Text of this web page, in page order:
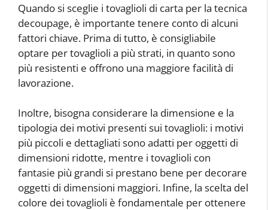
Quando si sceglie i tovaglioli di carta per la tecnica
decoupage, è importante tenere conto di alcuni
fattori chiave. Prima di tutto, è consigliabile
optare per tovaglioli a più strati, in quanto sono
più resistenti e offrono una maggiore facilità di
lavorazione.
Inoltre, bisogna considerare la dimensione e la
tipologia dei motivi presenti sui tovaglioli: i motivi
più piccoli e dettagliati sono adatti per oggetti di
dimensioni ridotte, mentre i tovaglioli con
fantasie più grandi si prestano bene per decorare
oggetti di dimensioni maggiori. Infine, la scelta del
colore dei tovaglioli è fondamentale per ottenere